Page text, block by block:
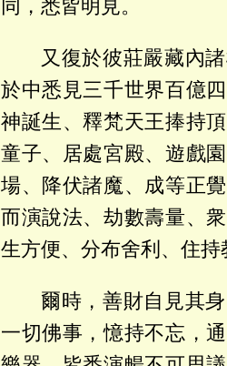
同，悉皆明見。
又復於彼莊嚴藏內
於中悉見三千世界百億
神誕生、釋梵天王捧持
童子、居處宮殿、遊戲
場、降伏諸魔、成等正
而演說法、劫數壽量、
生方便、分布舍利、住持
爾時，善財自見其
一切佛事，憶持不忘，